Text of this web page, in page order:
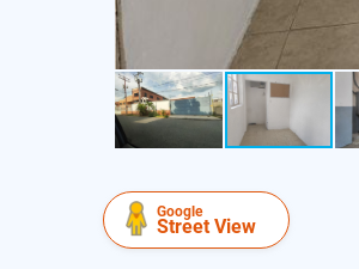
Google
Street View